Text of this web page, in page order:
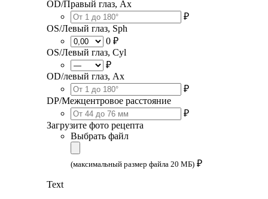
OD/Правый глаз, Ax
₽
OS/Левый глаз, Sph
0 ₽
OS/Левый глаз, Cyl
₽
OD/левый глаз, Ax
₽
DP/Межцентровое расстояние
₽
Загрузите фото рецепта
Выбрать файл
(максимальный размер файла 20 МБ) ₽
Text